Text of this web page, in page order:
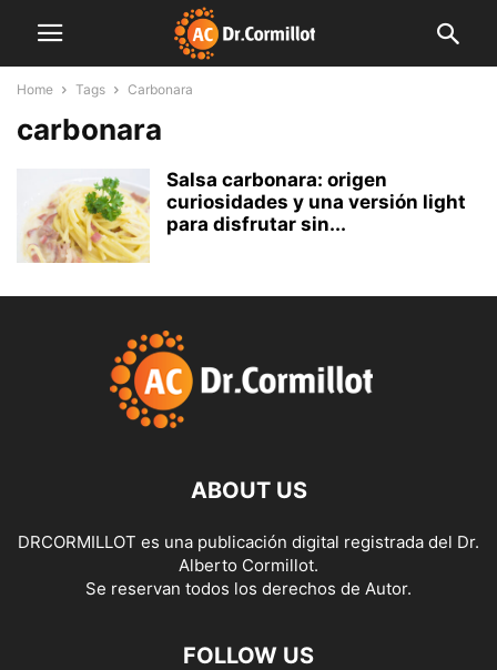
Home Tags Carbonara
carbonara
Salsa carbonara: origen
curiosidades y una versión light
para disfrutar sin...
ABOUT US
DRCORMILLOT es una publicación digital registrada del Dr.
Alberto Cormillot.
Se reservan todos los derechos de Autor.
FOLLOW US